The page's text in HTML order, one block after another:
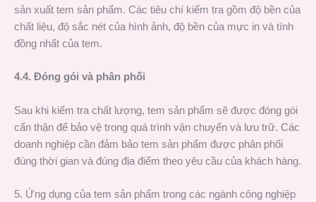
sản xuất tem sản phẩm. Các tiêu chí kiểm tra gồm độ bền của
chất liệu, độ sắc nét của hình ảnh, độ bền của mực in và tính
đồng nhất của tem.
4.4. Đóng gói và phân phối
Sau khi kiểm tra chất lượng, tem sản phẩm sẽ được đóng gói
cẩn thận để bảo vệ trong quá trình vận chuyển và lưu trữ. Các
doanh nghiệp cần đảm bảo tem sản phẩm được phân phối
đúng thời gian và đúng địa điểm theo yêu cầu của khách hàng.
5. Ứng dụng của tem sản phẩm trong các ngành công nghiệp